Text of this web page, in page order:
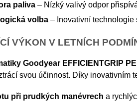
paliva – Nízký valivý odpor
volba – Inovativní technologie
VÝKON V LETNÍCH
Goodyear EFFICIENTGRIP
svou účinnost. Díky inovativním
při prudkých manévrech a